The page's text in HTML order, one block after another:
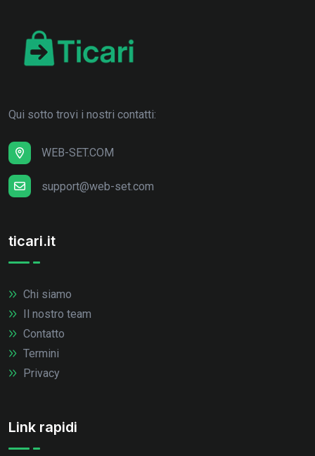
Qui sotto trovi i nostri contatti:
WEB-SET.COM
support@web-set.com
ticari.it
Chi siamo
Il nostro team
Contatto
Termini
Privacy
Link rapidi